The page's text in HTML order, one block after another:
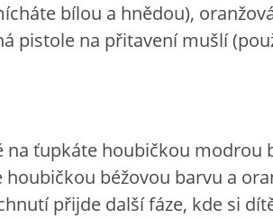
bílou a hnědou),
pistole na přitavení mušlí
na ťupkáte houbičkou modrou
béžovou barvu a
přijde další fáze, kde si